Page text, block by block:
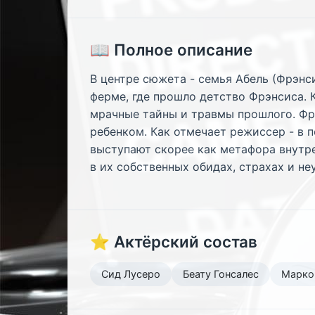
📖 Полное описание
В центре сюжета - семья Абель
ферме, где прошло детство Фрэнсиса.
мрачные тайны и травмы прошлого.
ребенком. Как отмечает режиссер - в
выступают скорее как метафора
в их собственных обидах, страхах и
⭐ Актёрский состав
Сид Лусеро Беату Гонсалес